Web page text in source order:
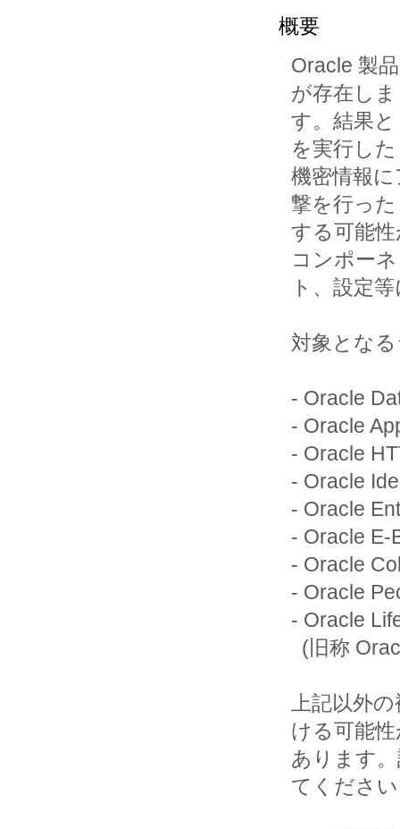
概要
Oracle 製
が存在しま
す。結果
を実行し
機密情報
撃を行っ
する可能
コンポー
ト、設定
対象とな
- Oracle
- Oracle
- Oracle
- Oracle
- Oracle
- Oracle E-
- Oracle
- Oracle
- Oracle
上記以外
ける可能
あります
てくださ